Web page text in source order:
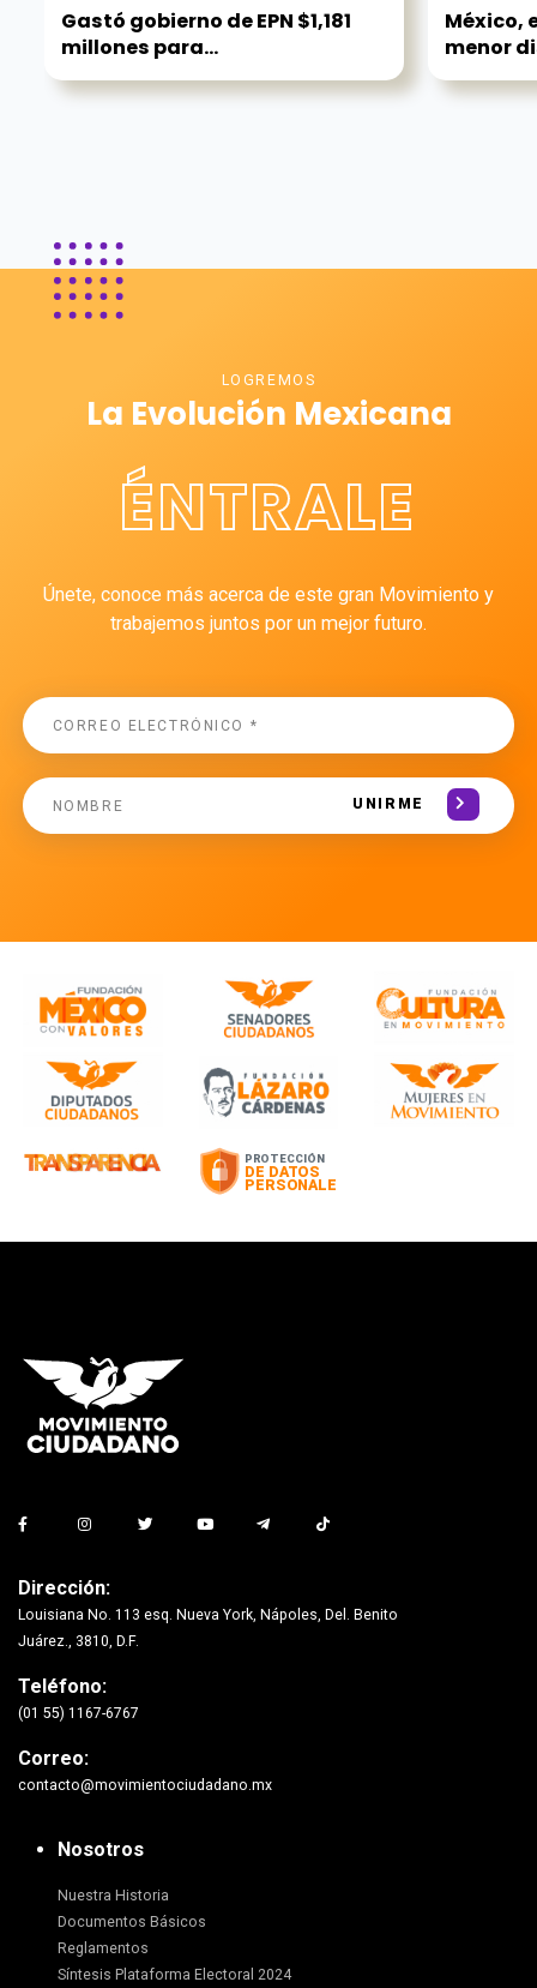
Gastó gobierno de EPN $1,181
millones para...
México,
menor
LOGREMOS
La Evolución Mexicana
ÉNTRALE
Únete, conoce más acerca de este gran Movimiento y
trabajemos juntos por un mejor futuro.
UNIRME
Dirección:
Louisiana No. 113 esq. Nueva York, Nápoles, Del. Benito
Juárez., 3810, D.F.
Teléfono:
(01 55) 1167-6767
Correo:
contacto@movimientociudadano.mx
Nosotros
Nuestra Historia
Documentos Básicos
Reglamentos
Síntesis Plataforma Electoral 2024